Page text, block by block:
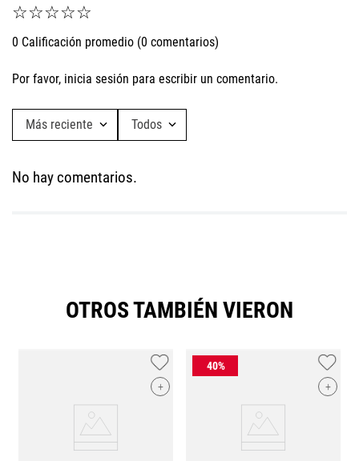
☆☆☆☆☆
0 Calificación promedio (0 comentarios)
Por favor, inicia sesión para escribir un comentario.
Más reciente Todos
No hay comentarios.
OTROS TAMBIÉN VIERON
+ +